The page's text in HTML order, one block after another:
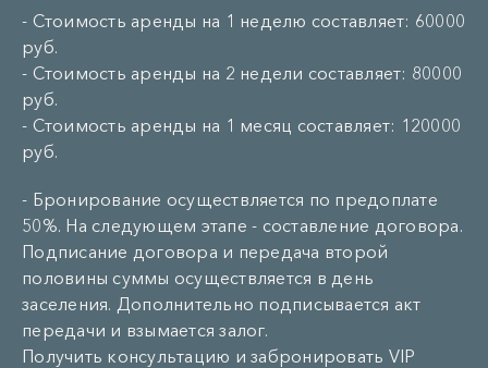
- Стоимость аренды на 1 неделю составляет: 60000
руб.
- Стоимость аренды на 2 недели составляет: 80000
руб.
- Стоимость аренды на 1 месяц составляет: 120000
руб.
- Бронирование осуществляется по предоплате
50%. На следующем этапе - составление договора.
Подписание договора и передача второй
половины суммы осуществляется в день
заселения. Дополнительно подписывается акт
передачи и взымается залог.
Получить консультацию и забронировать VIP